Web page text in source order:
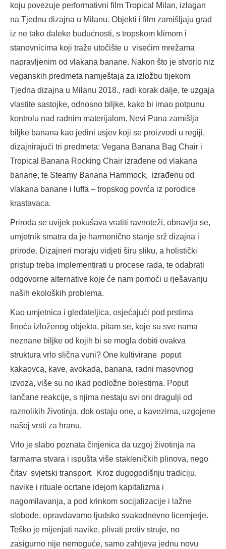
koju povezuje performativni film Tropical Milan, izlagan
na Tjednu dizajna u Milanu. Objekti i film zamišljaju grad
iz ne tako daleke budućnosti, s tropskom klimom i
stanovnicima koji traže utočište u visećim mrežama
napravljenim od vlakana banane. Nakon što je stvorio niz
veganskih predmeta namještaja za izložbu tijekom
Tjedna dizajna u Milanu 2018., radi korak dalje, te uzgaja
vlastite sastojke, odnosno biljke, kako bi imao potpunu
kontrolu nad radnim materijalom. Nevi Pana zamišlja
biljke banana kao jedini usjev koji se proizvodi u regiji,
dizajnirajući tri predmeta: Vegana Banana Bag Chair i
Tropical Banana Rocking Chair izrađene od vlakana
banane, te Steamy Banana Hammock, izrađenu od
vlakana banane i luffa – tropskog povrća iz porodice
krastavaca.
Priroda se uvijek pokušava vratiti ravnoteži, obnavlja se,
umjetnik smatra da je harmonično stanje srž dizajna i
prirode. Dizajneri moraju vidjeti širu sliku, a holistički
pristup treba implementirati u procese rada, te odabrati
odgovorne alternative koje će nam pomoći u rješavanju
naših ekoloških problema.
Kao umjetnica i gledateljica, osjećajući pod prstima
finoću izloženog objekta, pitam se, koje su sve nama
neznane biljke od kojih bi se mogla dobiti ovakva
struktura vrlo slična vuni? One kultivirane poput
kakaovca, kave, avokada, banana, radni masovnog
izvoza, više su no ikad podložne bolestima. Poput
lančane reakcije, s njima nestaju svi oni dragulji od
raznolikih životinja, dok ostaju one, u kavezima, uzgojene
našoj vrsti za hranu.
Vrlo je slabo poznata činjenica da uzgoj životinja na
farmama stvara i ispušta više stakleničkih plinova, nego
čitav svjetski transport. Kroz dugogodišnju tradiciju,
navike i rituale ocrtane idejom kapitalizma i
nagomilavanja, a pod krinkom socijalizacije i lažne
slobode, opravdavamo ljudsko svakodnevno licemjerje.
Teško je mijenjati navike, plivati protiv struje, no
zasigurno nije nemoguće, samo zahtjeva jednu novu